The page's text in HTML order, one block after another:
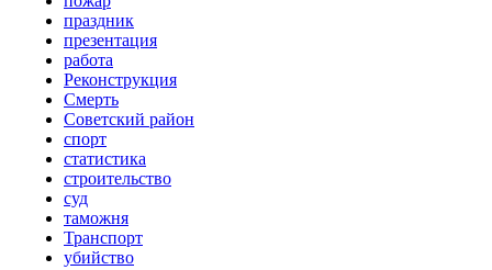
праздник
презентация
работа
Реконструкция
Смерть
Советский район
спорт
статистика
строительство
суд
таможня
Транспорт
убийство